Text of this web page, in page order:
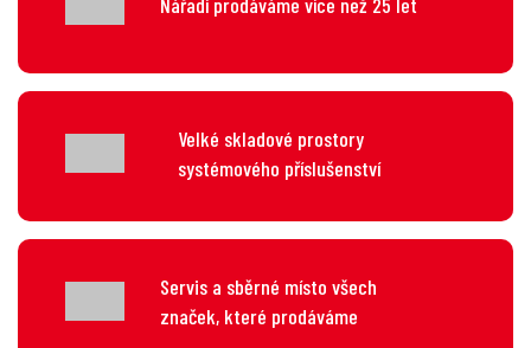
Velké skladové prostory
systémového příslušenství
Servis a sběrné místo všech
značek, které prodáváme